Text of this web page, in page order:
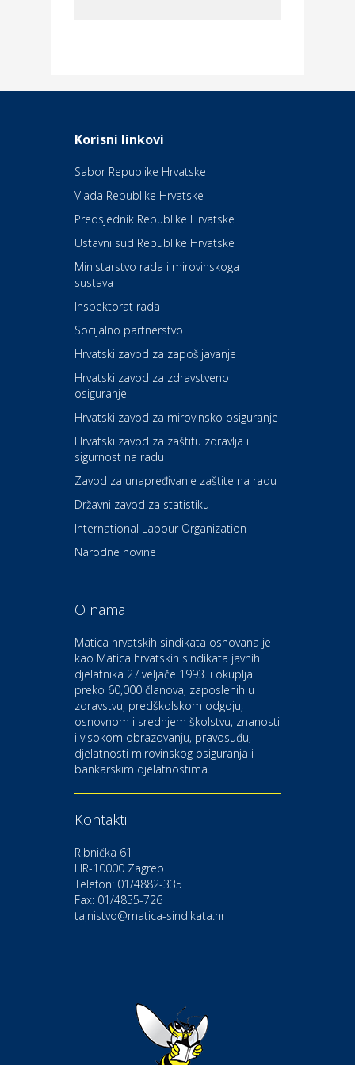
Daruvarske toplice – ljekovita
Kultura i edukacija
Kazalište Kerempuh
Kultura i edukacija
Kazalište ZKM
Auto-moto i tehnika
Zdravlje i osiguranje
Povoljnosti
Dental Sudar
Dom i dizajn
Euro-vrt – kosilice, motorne
Odmor
Bistrica
Auto-moto i tehnika
CIAK Auto d.o.o.
Kultura i edukacija
Kazalište Gavella
Moda i ljepota
Gastro
Hotel Bunčić Vrbovec
Izletište i vinotočje VINIA
Korisni linkovi
Sabor Republike Hrvatske
Vlada Republike Hrvatske
Predsjednik Republike Hrvatske
Ustavni sud Republike Hrvatske
Ministarstvo rada i mirovinskoga
sustava
Inspektorat rada
Socijalno partnerstvo
Hrvatski zavod za zapošljavanje
Hrvatski zavod za zdravstveno
osiguranje
Hrvatski zavod za mirovinsko osiguranje
Hrvatski zavod za zaštitu zdravlja i
sigurnost na radu
Zavod za unapređivanje zaštite na radu
Državni zavod za statistiku
International Labour Organization
Narodne novine
O nama
Matica hrvatskih sindikata osnovana je
kao Matica hrvatskih sindikata javnih
djelatnika 27.veljače 1993. i okuplja
preko 60,000 članova, zaposlenih u
zdravstvu, predškolskom odgoju,
osnovnom i srednjem školstvu, znanosti
i visokom obrazovanju, pravosuđu,
djelatnosti mirovinskog osiguranja i
bankarskim djelatnostima.
Kontakti
Ribnička 61
HR-10000 Zagreb
Telefon: 01/4882-335
Fax: 01/4855-726
tajnistvo@matica-sindikata.hr